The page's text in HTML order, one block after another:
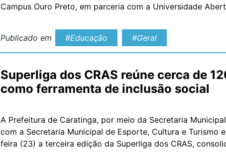
Campus Ouro Preto, em parceria com a Universidade
Publicado em
#Educação #Geral
Superliga dos CRAS reúne cerca de
como ferramenta de inclusão social
A Prefeitura de Caratinga, por meio da Secretaria
com a Secretaria Municipal de Esporte, Cultura e Turismo
feira (23) a terceira edição da Superliga dos CRAS,